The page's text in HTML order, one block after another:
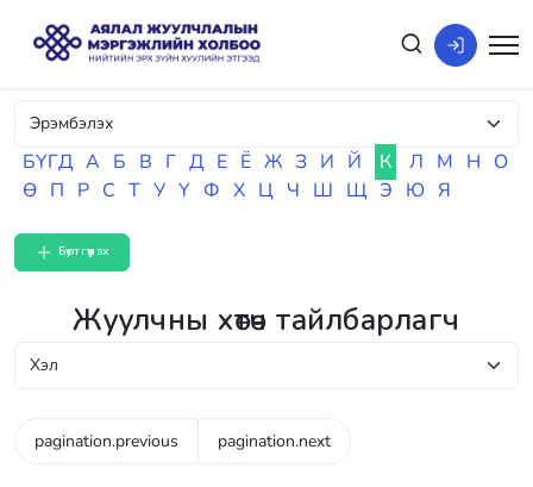
БҮГД А Б В Г Д Е Ё Ж З И Й К Л М Н О
Ө П Р С Т У Ү Ф Х Ц Ч Ш Щ Э Ю Я
Бүртгүүлэх
Жуулчны хөтөч тайлбарлагч
pagination.previous pagination.next